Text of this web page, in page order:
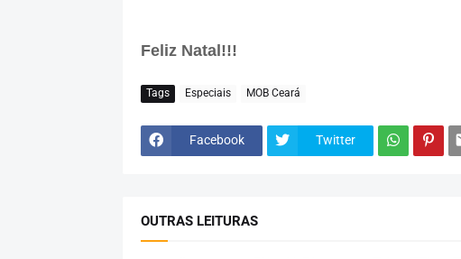
Feliz Natal!!!
Tags Especiais MOB Ceará
Facebook Twitter
OUTRAS LEITURAS